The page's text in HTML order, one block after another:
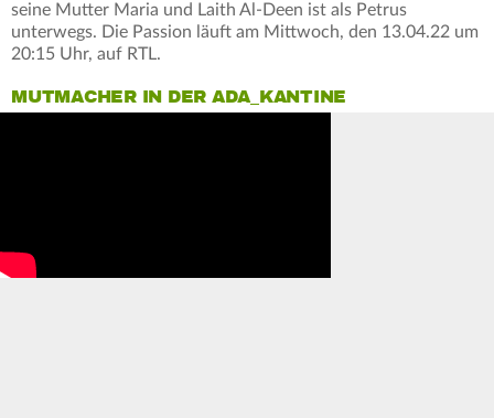
seine Mutter Maria und Laith Al-Deen ist als Petrus
unterwegs. Die Passion läuft am Mittwoch, den 13.04.22 um
20:15 Uhr, auf RTL.
MUTMACHER IN DER ADA_KANTINE